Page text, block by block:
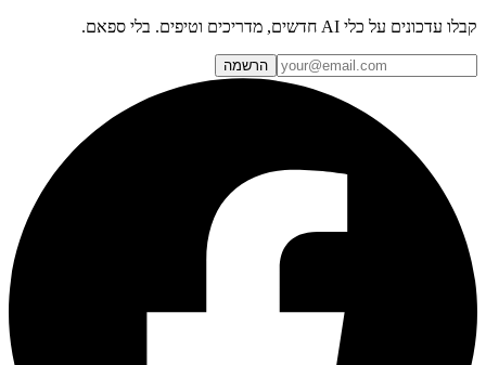
קבלו עדכונים על כלי AI חדשים, מדריכים וטיפים. בלי ספאם.
הרשמה